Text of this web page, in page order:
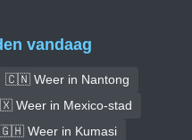
vandaag
🇨🇳 Weer in Nantong
Weer in Mexico-stad
🇬🇭 Weer in Kumasi